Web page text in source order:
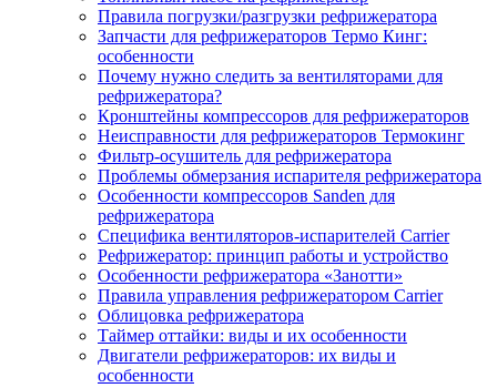
Правила погрузки/разгрузки рефрижератора
Запчасти для рефрижераторов Термо Кинг:
особенности
Почему нужно следить за вентиляторами для
рефрижератора?
Кронштейны компрессоров для рефрижераторов
Неисправности для рефрижераторов Термокинг
Фильтр-осушитель для рефрижератора
Проблемы обмерзания испарителя рефрижератора
Особенности компрессоров Sanden для
рефрижератора
Специфика вентиляторов-испарителей Carrier
Рефрижератор: принцип работы и устройство
Особенности рефрижератора «Занотти»
Правила управления рефрижератором Carrier
Облицовка рефрижератора
Таймер оттайки: виды и их особенности
Двигатели рефрижераторов: их виды и
особенности